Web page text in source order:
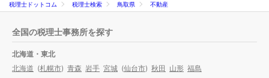
税理士ドットコム 税理士検索 鳥取県 不動産
全国の税理士事務所を探す
北海道・東北
北海道 (札幌市) 青森 岩手 宮城 (仙台市) 秋田 山形 福島